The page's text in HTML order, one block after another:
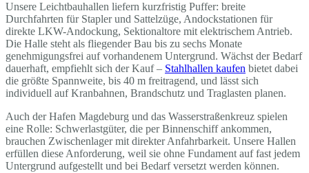
Unsere Leichtbauhallen liefern kurzfristig Puffer: breite
Durchfahrten für Stapler und Sattelzüge, Andockstationen für
direkte LKW-Andockung, Sektionaltore mit elektrischem Antrieb.
Die Halle steht als fliegender Bau bis zu sechs Monate
genehmigungsfrei auf vorhandenem Untergrund. Wächst der Bedarf
dauerhaft, empfiehlt sich der Kauf – Stahlhallen kaufen bietet dabei
die größte Spannweite, bis 40 m freitragend, und lässt sich
individuell auf Kranbahnen, Brandschutz und Traglasten planen.
Auch der Hafen Magdeburg und das Wasserstraßenkreuz spielen
eine Rolle: Schwerlastgüter, die per Binnenschiff ankommen,
brauchen Zwischenlager mit direkter Anfahrbarkeit. Unsere Hallen
erfüllen diese Anforderung, weil sie ohne Fundament auf fast jedem
Untergrund aufgestellt und bei Bedarf versetzt werden können.